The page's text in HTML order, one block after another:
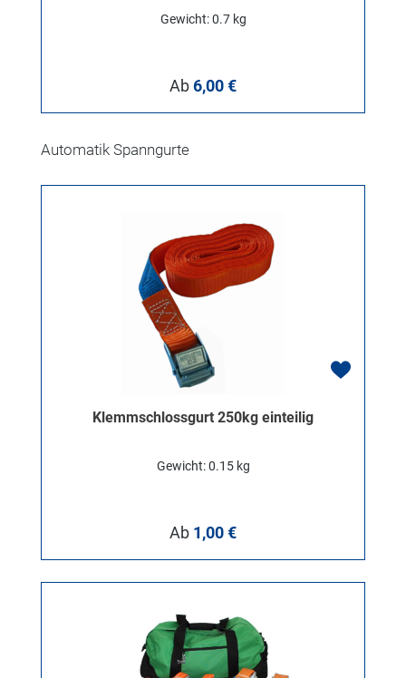
Gewicht: 0.7 kg
Regulärer Preis:
Ab6,00 €
Produktgalerie überspringen
Automatik Spanngurte
Klemmschlossgurt 250kg einteilig
Gewicht: 0.15 kg
Regulärer Preis:
Ab 1,00 €